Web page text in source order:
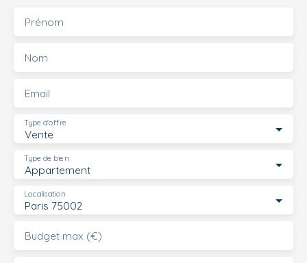
Prénom
Nom
Email
Vente
Type d'offre
Appartement
Type de bien
Paris 75002
Localisation
Budget max (€)